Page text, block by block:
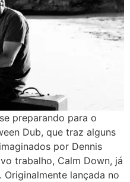
preparando para o
Dub, que traz alguns
por Dennis
trabalho, Calm Down, já
lançada no